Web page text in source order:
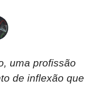
uma profissão
de inflexão que